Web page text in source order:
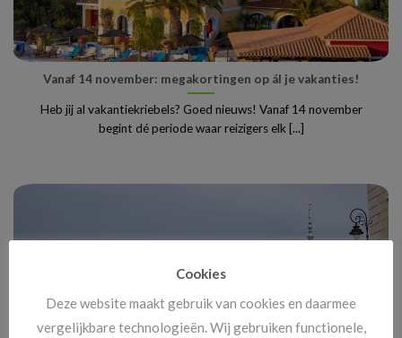
Vanaf 14 november: megakortingen op ál je vakanties!
Heb jij al vakantiekriebels? Goed nieuws! Vanaf 14 november
begint dé periode waar reizigers elk [...]
Cookies
Deze website maakt gebruik van cookies en daarmee
vergelijkbare technologieën. Wij gebruiken functionele,